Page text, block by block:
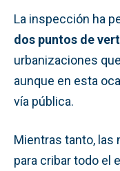
La inspección ha
dos puntos de
urbanizaciones
aunque en esta
vía pública.
Mientras tanto, las
para cribar todo el